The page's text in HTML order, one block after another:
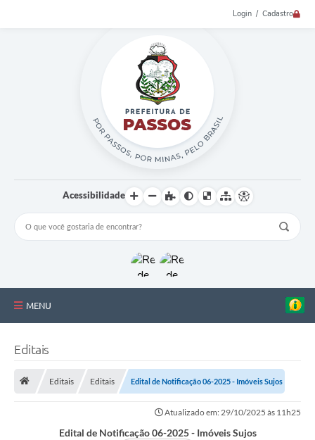
Login / Cadastro
Acessibilidade
MENU
Editais
Editais Editais Edital de Notificação 06-2025 - Imóveis Sujos
Atualizado em: 29/10/2025 às 11h25
Edital de Notificação 06-2025 - Imóveis Sujos